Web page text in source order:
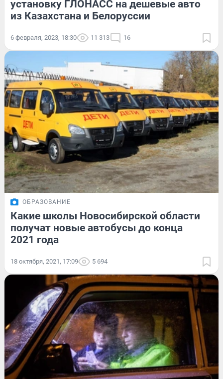
установку ГЛОНАСС на дешевые авто
из Казахстана и Белоруссии
6 февраля, 2023, 18:30 11 313 16
ОБРАЗОВАНИЕ
Какие школы Новосибирской области
получат новые автобусы до конца
2021 года
18 октября, 2021, 17:09 5 694